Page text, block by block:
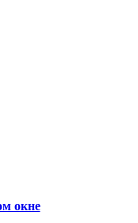
окне